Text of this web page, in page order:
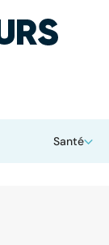
Santé